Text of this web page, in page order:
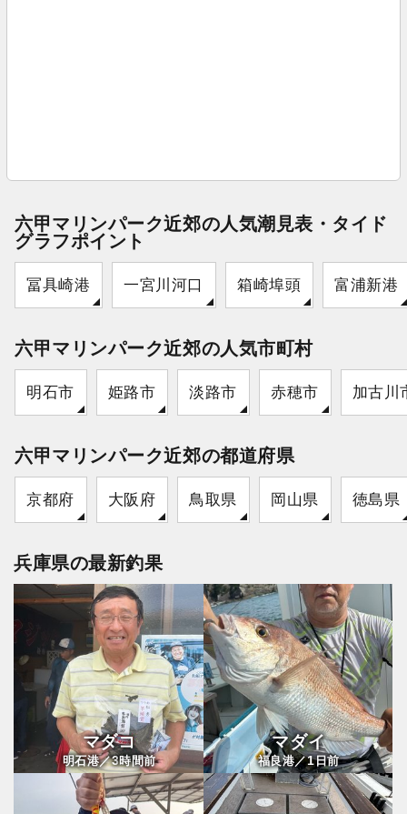
六甲マリンパーク近郊の人気潮見表・タイド
グラフポイント
冨具崎港 一宮川河口 箱崎埠頭 富浦新港
六甲マリンパーク近郊の人気市町村
明石市 姫路市 淡路市 赤穂市 加古川
六甲マリンパーク近郊の都道府県
京都府 大阪府 鳥取県 岡山県 徳島県
兵庫県の最新釣果
マダコ
明石港／3時間前
マダイ
福良港／1日前